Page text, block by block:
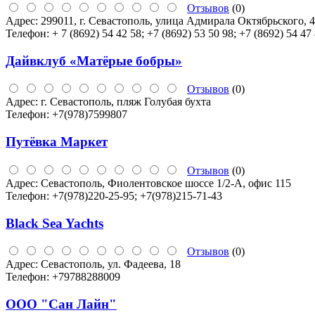
Отзывов (0)
Адрес: 299011, г. Севастополь, улица Адмирала Октябрьского, 4
Телефон: + 7 (8692) 54 42 58; +7 (8692) 53 50 98; +7 (8692) 54 47
Дайвклуб «Матёрые бобры»
Отзывов (0)
Адрес: г. Севастополь, пляж Голубая бухта
Телефон: +7(978)7599807
Путёвка Маркет
Отзывов (0)
Адрес: Севастополь, Фиолентовское шоссе 1/2-А, офис 115
Телефон: +7(978)220-25-95; +7(978)215-71-43
Black Sea Yachts
Отзывов (0)
Адрес: Севастополь, ул. Фадеева, 18
Телефон: +79788288009
ООО "Сан Лайн"